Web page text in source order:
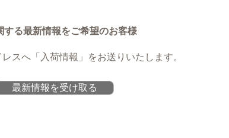
する最新情報をご希望のお客様
レスへ 「入荷情報」をお送りいたします。
最新情報を受け取る